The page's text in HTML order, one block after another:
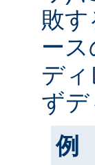
敗
ー
デ
ず
例